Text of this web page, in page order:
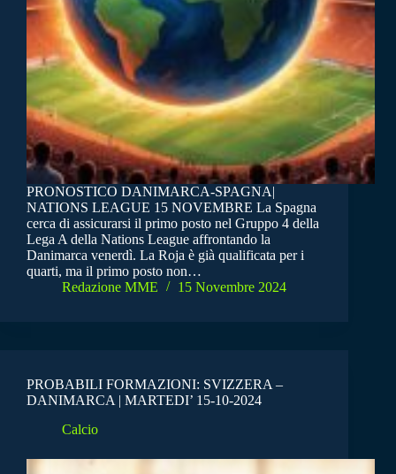
PRONOSTICO DANIMARCA-SPAGNA|
NATIONS LEAGUE 15 NOVEMBRE La Spagna
cerca di assicurarsi il primo posto nel Gruppo 4 della
Lega A della Nations League affrontando la
Danimarca venerdì. La Roja è già qualificata per i
quarti, ma il primo posto non…
Redazione MME
15 Novembre 2024
PROBABILI FORMAZIONI: SVIZZERA –
DANIMARCA | MARTEDI’ 15-10-2024
Calcio